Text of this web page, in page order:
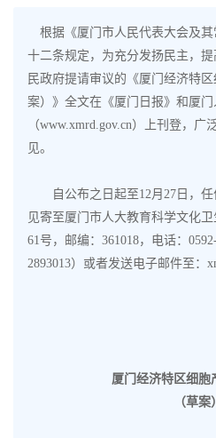
根据《厦门市人民代表大会及其
十二条规定，为充分发扬民主，
民政府提请审议的《厦门经济特
案）》全文在《厦门日报》和厦
（www.xmrd.gov.cn）上刊登，
见。
自公布之日起至12月27日，任
见寄至厦门市人大教育科学文化
61号，邮编：361018，电话：
2893013）或者发送电子邮件至：
厦门经济特区细胞
（草案）